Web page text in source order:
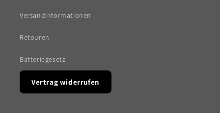
Versandinformationen
Retouren
Batteriegesetz
Vertrag widerrufen